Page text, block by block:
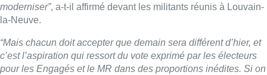
moderniser”, a-t-il affirmé devant les militants réunis à Louvain-
la-Neuve.
“Mais chacun doit accepter que demain sera différent d’hier, et
c’est l’aspiration qui ressort du vote exprimé par les électeurs
pour les Engagés et le MR dans des proportions inédites. Si on